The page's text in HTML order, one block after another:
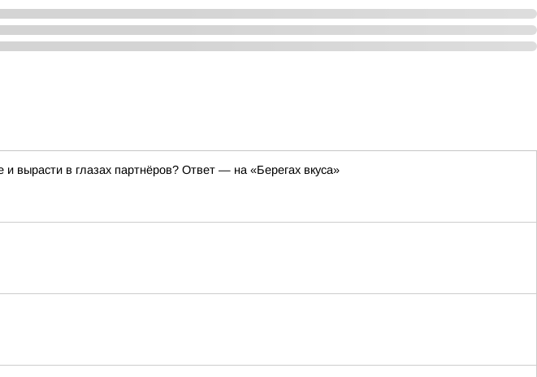
вырасти в глазах партнёров? Ответ — на «Берегах вкуса»